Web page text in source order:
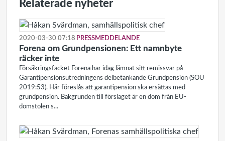
Relaterade nyheter
2020-03-30 07:18 PRESSMEDDELANDE
Forena om Grundpensionen: Ett namnbyte
räcker inte
Försäkringsfacket Forena har idag lämnat sitt remissvar på
Garantipensionsutredningens delbetänkande Grundpension (SOU
2019:53). Här föreslås att garantipension ska ersättas med
grundpension. Bakgrunden till förslaget är en dom från EU-
domstolen s...